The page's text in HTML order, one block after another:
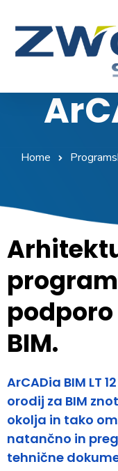
Home
BIM.
ArCADia BIM LT
orodij za BIM
okolja in tako
natančno in
tehnične